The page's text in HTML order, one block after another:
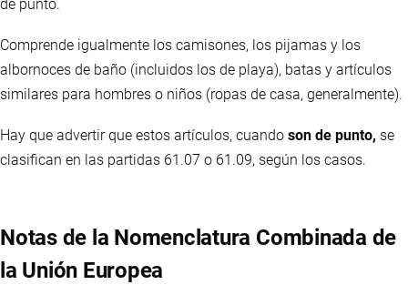
de punto.
Comprende igualmente los camisones, los pijamas y los
albornoces de baño (incluidos los de playa), batas y artículos
similares para hombres o niños (ropas de casa, generalmente).
Hay que advertir que estos artículos, cuando son de punto, se
clasifican en las partidas 61.07 o 61.09, según los casos.
Notas de la Nomenclatura Combinada de
la Unión Europea